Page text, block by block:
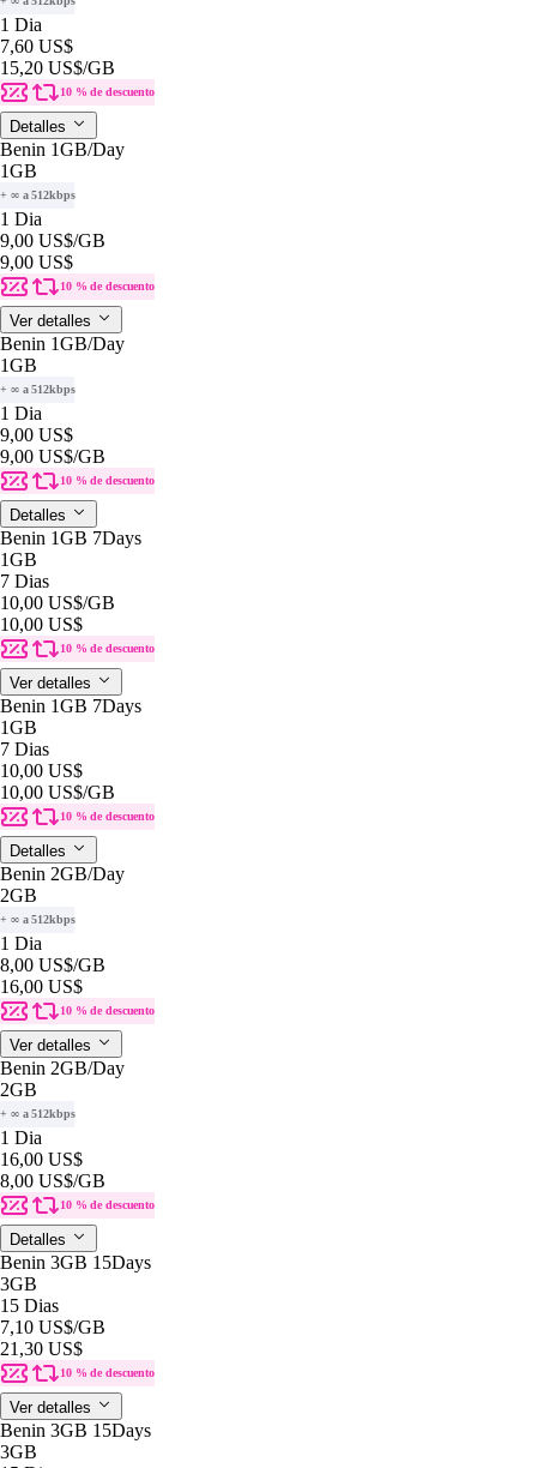
1 Dia
7,60 US$
15,20 US$/GB
10 % de descuento
Detalles
Benin 1GB/Day
1GB
+ ∞ a 512kbps
1 Dia
9,00 US$/GB
9,00 US$
10 % de descuento
Ver detalles
Benin 1GB/Day
1GB
+ ∞ a 512kbps
1 Dia
9,00 US$
9,00 US$/GB
10 % de descuento
Detalles
Benin 1GB 7Days
1GB
7 Dias
10,00 US$/GB
10,00 US$
10 % de descuento
Ver detalles
Benin 1GB 7Days
1GB
7 Dias
10,00 US$
10,00 US$/GB
10 % de descuento
Detalles
Benin 2GB/Day
2GB
+ ∞ a 512kbps
1 Dia
8,00 US$/GB
16,00 US$
10 % de descuento
Ver detalles
Benin 2GB/Day
2GB
+ ∞ a 512kbps
1 Dia
16,00 US$
8,00 US$/GB
10 % de descuento
Detalles
Benin 3GB 15Days
3GB
15 Dias
7,10 US$/GB
21,30 US$
10 % de descuento
Ver detalles
Benin 3GB 15Days
3GB